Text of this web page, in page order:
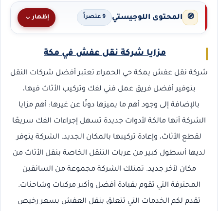
🧭 المحتوى اللوجيستي 9 عنصراً إظهار
مزايا شركة نقل عفش في مكة
شركة نقل عفش بمكة حي الحمراء تعتبر أفضل شركات النقل
بتوفير أفضل فريق عمل فني لفك وتركيب الأثاث فيها،
بالإضافة إلى وجود أهم ما يميزها دونًا عن غيرها: أهم مزايا
الشركة أنها مالكة لأدوات جديدة تسهل إجراءات الفك سريعًا
لقطع الأثاث، وإعادة تركيبها بالمكان الجديد. الشركة يتوفر
لديها أسطول كبير من عربات التنقل الخاصة بنقل الأثاث من
مكان لآخر جديد. تمتلك الشركة مجموعة من السائقين
المحترفة التي تقوم بقيادة أفضل وأكبر مركبات وشاحنات.
تقدم لكم الخدمات التي تتعلق بنقل العفش بسعر رخيص